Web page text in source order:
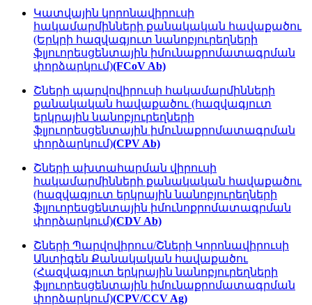
Կատվային կորոնավիրուսի
հակամարմինների քանակական հավաքածու
(Երկրի հազվագյուտ նանոբյուրեղների
ֆլյուորեսցենտային իմունաքրոմատագրման
փորձարկում)(FCoV Ab)
Շների պարվովիրուսի հակամարմինների
քանակական հավաքածու (հազվագյուտ
երկրային նանոբյուրեղների
ֆլյուորեսցենտային իմունաքրոմատագրման
փորձարկում)(CPV Ab)
Շների ախտահարման վիրուսի
հակամարմինների քանակական հավաքածու
(հազվագյուտ երկրային նանոբյուրեղների
ֆլյուորեսցենտային իմունոքրոմատագրման
փորձարկում)(CDV Ab)
Շների Պարվովիրուս/Շների Կորոնավիրուսի
Անտիգեն Քանակական հավաքածու
(Հազվագյուտ երկրային նանոբյուրեղների
ֆլյուորեսցենտային իմունաքրոմատագրման
փորձարկում)(CPV/CCV Ag)